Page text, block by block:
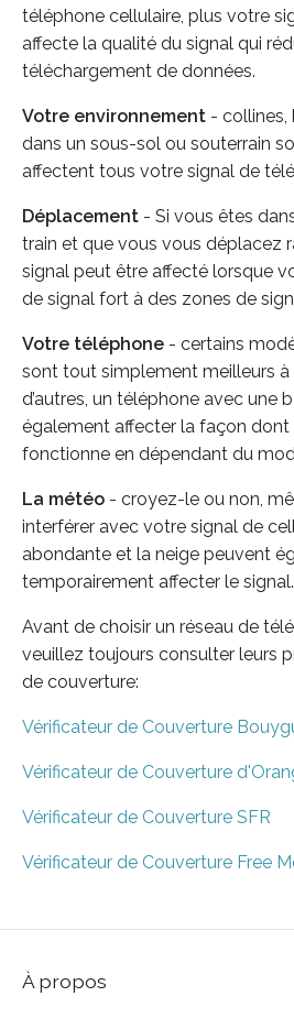
téléphone cellulaire, plus votre
affecte la qualité du signal qui
téléchargement de données.
Votre environnement - collines,
dans un sous-sol ou souterrain
affectent tous votre signal de
Déplacement - Si vous êtes
train et que vous vous déplacez
signal peut être affecté lorsque
de signal fort à des zones de
Votre téléphone - certains
sont tout simplement meilleurs à
d’autres, un téléphone avec une
également affecter la façon
fonctionne en dépendant du
La météo - croyez-le ou non,
interférer avec votre signal de
abondante et la neige peuvent
temporairement affecter le signal.
Avant de choisir un réseau de
veuillez toujours consulter leurs
de couverture:
Vérificateur de Couverture
Vérificateur de Couverture
Vérificateur de Couverture SFR
Vérificateur de Couverture Free
À propos